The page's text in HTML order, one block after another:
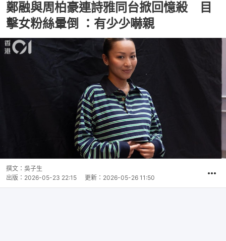
鄭融與周柏豪連詩雅同台掀回憶殺 目
擊女粉絲暈倒 ：有少少嚇親
撰文： 吳子生
出版： 2026-05-23 22:15 更新： 2026-05-26 11:50